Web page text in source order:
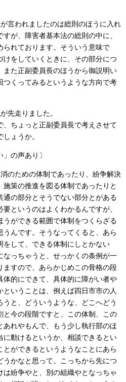
言われましたのは総則のほうに入れ
が、障害者基本法の総則の中に、
れております。そういう意味で
をしていくときに、その部分につ
また正副委員長のほうから御説明い
つくってみるというような方向で考
先走りました。
ちょっと正副委員長で考えさせて
ょうか。
り〕
のための体制であったり、紛争解決
策の推進を図る体制であったりと
の部分とそうでない部分とがある
というのはよくわかるんですが、
ができる範囲で体制をつくらざる
んです。そうなってくると、あら
して、できる体制にしとかない
なっちゃうと、せっかくの条例が一
すので、あらかじめこの骨格の段
体的にできて、具体的に障がい者や
いうことは、例えば四日市市の人
と、どういうような、どこへどう
と今の段階ですと、この体制、この
れやもんで、もう少し執行部のほ
に動けるというか、相談できるとい
とができるというようなことにあら
かなと思って。こっちから先につ
は紛争やと、別の組織やとなっちゃ